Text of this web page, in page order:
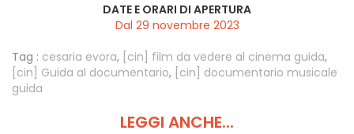
DATE E ORARI DI APERTURA
Dal 29 novembre 2023
Tag : cesaria evora, [cin] film da vedere al cinema guida,
[cin] Guida al documentario, [cin] documentario musicale
guida
LEGGI ANCHE...